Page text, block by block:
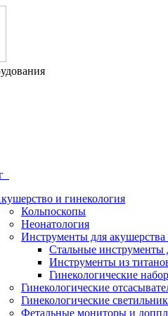
и гинекология
Кольпоскопы
Неонатология
Инструменты для акушерства
Стальные инструменты
Инструменты из
Гинекологические
Гинекологические
Гинекологические
Фетальные мониторы и